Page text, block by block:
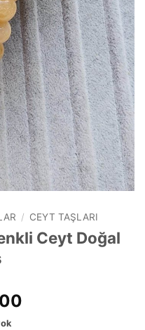
/ CEYT TAŞLARI
Ceyt Doğal